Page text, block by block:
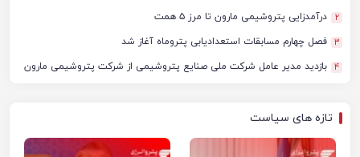
2 درآمدزایی پتروشیمی مارون تا مرز ۵ همت
3 فصل چهارم مسابقات استعدادیابی پتروماه آغاز شد
4 بازدید مدیر عامل شرکت ملی صنایع پتروشیمی از شرکت پتروشیمی مارون
تازه های سیاست